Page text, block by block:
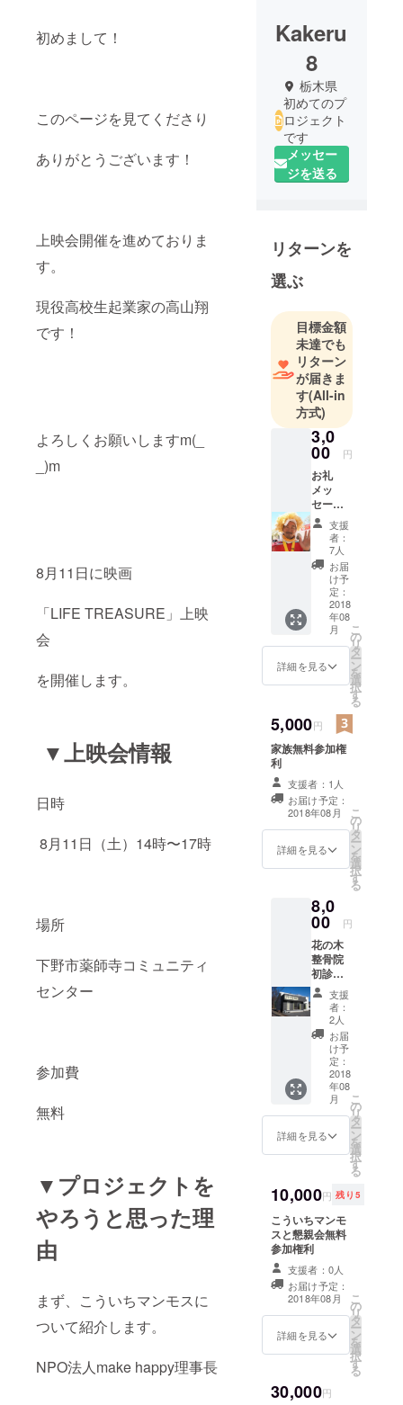
初めまして！
このページを見てくださり
ありがとうございます！
上映会開催を進めておりま
す。
現役高校生起業家の高山翔
です！
よろしくお願いしますm(_
_)m
8月11日に映画
「LIFE TREASURE」上映
会
を開催します。
▼上映会情報
日時
8月11日（土）14時〜17時
場所
下野市薬師寺コミュニティ
センター
参加費
無料
▼プロジェクトを
やろうと思った理
由
まず、こういちマンモスに
ついて紹介します。
NPO法人make happy理事長
Kakeru
8
栃木県
初めてのプ
ロジェクト
です
メッセー
ジを送る
リターンを
選ぶ
目標金額
未達でも
リターン
が届きま
す(All-in
方式)
3,0
00 円
お礼
メッ
セージ&
こうい
ちマン
モスの
サイン
支援
者：
7人
お届
け予
定：
2018
年08
月
詳細を見る
こ
の
リ
タ
ー
ン
を
選
択
す
る
5,000円
家族無料参加権
利
支援者：1人
お届け予定：
2018年08月
詳細を見る
こ
の
リ
タ
ー
ン
を
選
択
す
る
8,0
00 円
花の木
整骨院
初診無
料権利
支援
者：
2人
お届
け予
定：
2018
年08
月
詳細を見る
こ
の
リ
タ
ー
ン
を
選
択
す
る
10,000円 残り5
こういちマンモ
スと懇親会無料
参加権利
支援者：0人
お届け予定：
2018年08月
詳細を見る
こ
の
リ
タ
ー
ン
を
選
択
す
る
30,000円